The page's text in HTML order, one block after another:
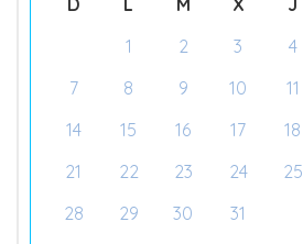
D L M X J
1
2 3 4
7
8 9 10 11
14
15 16 17 18
21
22 23 24 25
28
29 30 31